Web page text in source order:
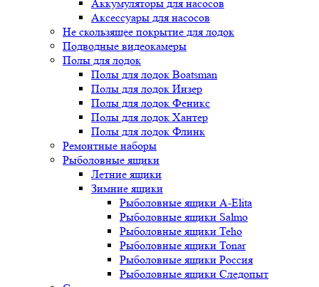
Аккумуляторы для насосов
Аксессуары для насосов
Не скользящее покрытие для лодок
Подводные видеокамеры
Полы для лодок
Полы для лодок Boatsman
Полы для лодок Инзер
Полы для лодок Феникс
Полы для лодок Хантер
Полы для лодок Флинк
Ремонтные наборы
Рыболовные ящики
Летние ящики
Зимние ящики
Рыболовные ящики A-Elita
Рыболовные ящики Salmo
Рыболовные ящики Teho
Рыболовные ящики Tonar
Рыболовные ящики Россия
Рыболовные ящики Следопыт